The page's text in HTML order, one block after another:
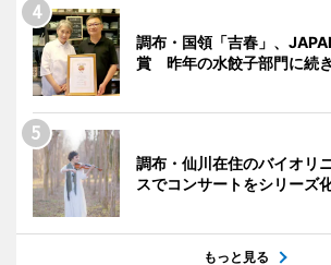
調布・国領「吉春」、
賞 昨年の水餃子部門に続き
調布・仙川在住のバイオリ
スでコンサートをシリーズ
もっと見る